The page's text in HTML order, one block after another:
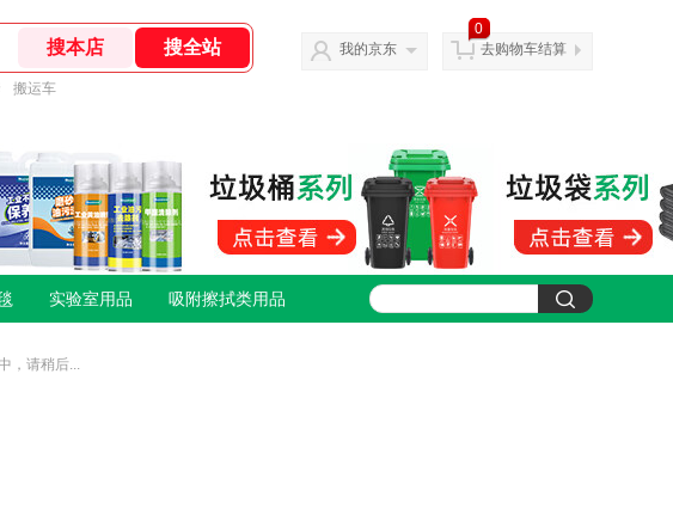
搬运车
我的京东
0
去购物车结算
实验室用品 吸附擦拭类用品
，请稍后...